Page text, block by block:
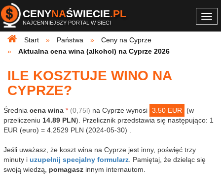
CENYNAŚWIECIE.PL
NAJCENNIEJSZY PORTAL W SIECI
Start
Państwa
Ceny na Cyprze
Aktualna cena wina (alkohol) na Cyprze 2026
ILE KOSZTUJE WINO NA
CYPRZE?
Średnia cena wina * (0,75l) na Cyprze wynosi 3.50 EUR
(w
przeliczeniu 14.89 PLN). Przelicznik przedstawia się następująco: 1
EUR (euro) = 4.2529 PLN (2024-05-30) .
Jeśli uważasz, że koszt wina na Cyprze jest inny, poświęć trzy
minuty i uzupełnij specjalny formularz . Pamiętaj, że dzieląc się
swoją wiedzą, pomagasz innym internautom.